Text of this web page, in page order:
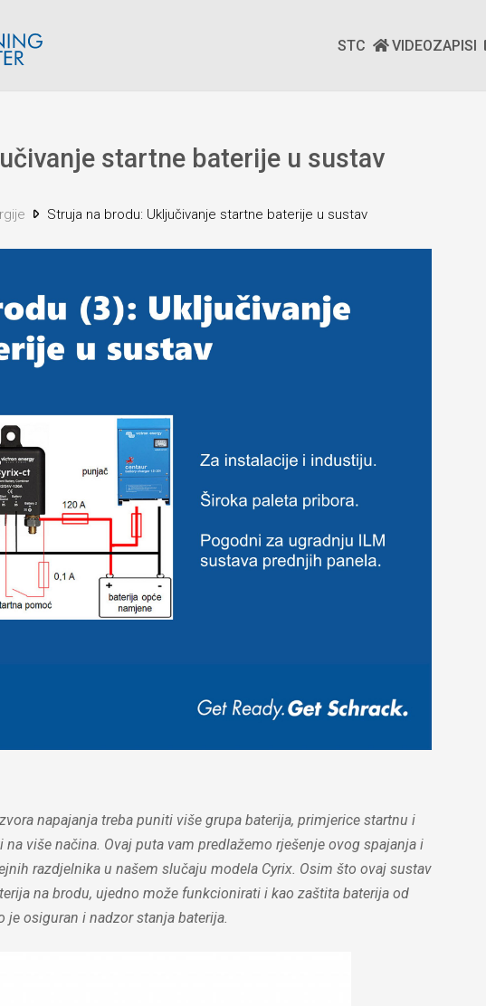
STC VIDEOZAPISI
startne baterije u sustav
Struja na brodu: Uključivanje startne baterije u sustav
napajanja treba puniti više grupa baterija, primjerice startnu i
više načina. Ovaj puta vam predlažemo rješenje ovog spajanja i
razdjelnika u našem slučaju modela Cyrix. Osim što ovaj sustav
na brodu, ujedno može funkcionirati i kao zaštita baterija od
osiguran i nadzor stanja baterija.